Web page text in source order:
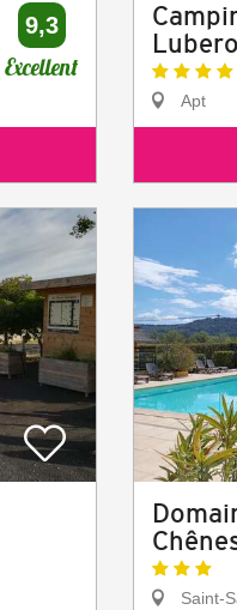
9,3
Excellent
Apt
Saint-